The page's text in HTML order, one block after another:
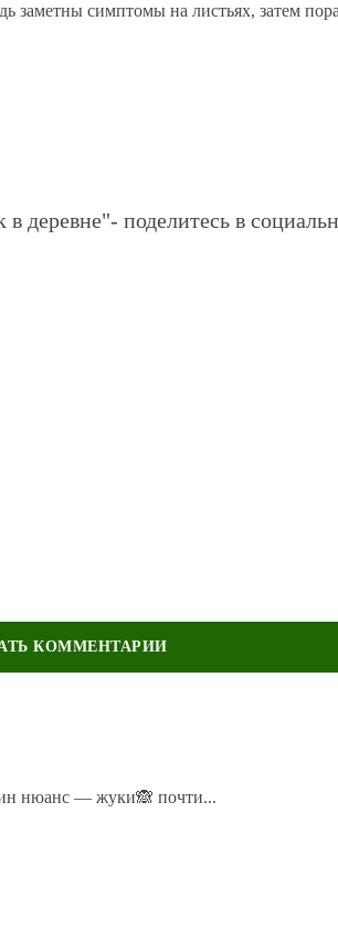
симптомы на листьях, затем
деревне"- поделитесь в
нюанс — жуки🙈 почти...